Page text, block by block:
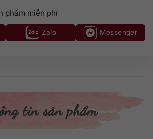
phẩm miễn phí
Zalo Messenger
tin sản phẩm